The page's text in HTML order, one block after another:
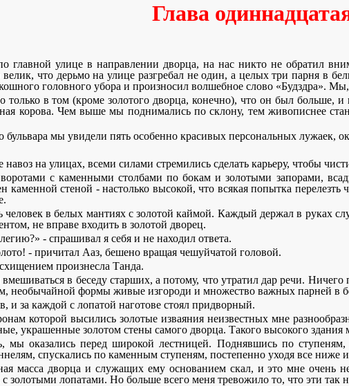
Глава
главной улице в направлении дворца, на нас никто не обратил
что дерьмо на улице разгребал не один, а целых три парня в
головного убора и произносил волшебное слово «Будздра».
только в том (кроме золотого дворца, конечно), что он был
корова. Чем выше мы поднимались по склону, тем живописнее
бульвара мы увидели пять особенно красивых персональных лужаек,
на улицах, всеми силами стремились сделать карьеру, чтобы
с каменными столбами по бокам и золотыми запорами,
каменной стеной - настолько высокой, что всякая попытка
человек в белых мантиях с золотой каймой. Каждый держал в руках
не вправе входить в золотой дворец.
- спрашивал я себя и не находил ответа.
- причитал Ааз, бешено вращая чешуйчатой головой.
произнесла Танда.
в беседу старших, а потому, что утратил дар речи.
необычайной формы живые изгороди и множество важных парней в
за каждой с лопатой наготове стоял придворный.
которой высились золотые изваяния неизвестных мне
украшенные золотом стены самого дворца. Такого высокого здания
мы оказались перед широкой лестницей. Поднявшись по
спускались по каменным ступеням, постепенно уходя все ниже
масса дворца и служащих ему основанием скал, и это мне
лопатами. Но больше всего меня тревожило то, что эти так